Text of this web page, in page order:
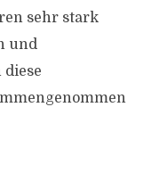
sehr stark
und